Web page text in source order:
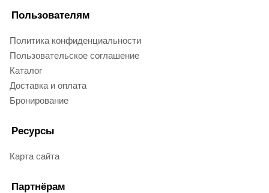
Пользователям
Политика конфиденциальности
Пользовательское соглашение
Каталог
Доставка и оплата
Бронирование
Ресурсы
Карта сайта
Партнёрам